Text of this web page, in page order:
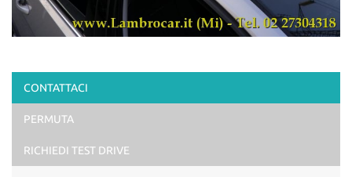
CONTATTACI
PERMUTA
RICHIEDI TEST DRIVE